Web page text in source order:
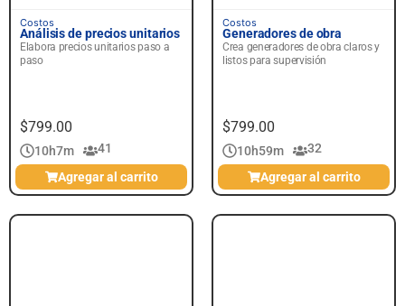
Costos
Análisis de precios unitarios
Elabora precios unitarios paso a
paso
$799.00
10h7m
41
Agregar al carrito
Costos
Generadores de obra
Crea generadores de obra claros y
listos para supervisión
$799.00
10h59m
32
Agregar al carrito